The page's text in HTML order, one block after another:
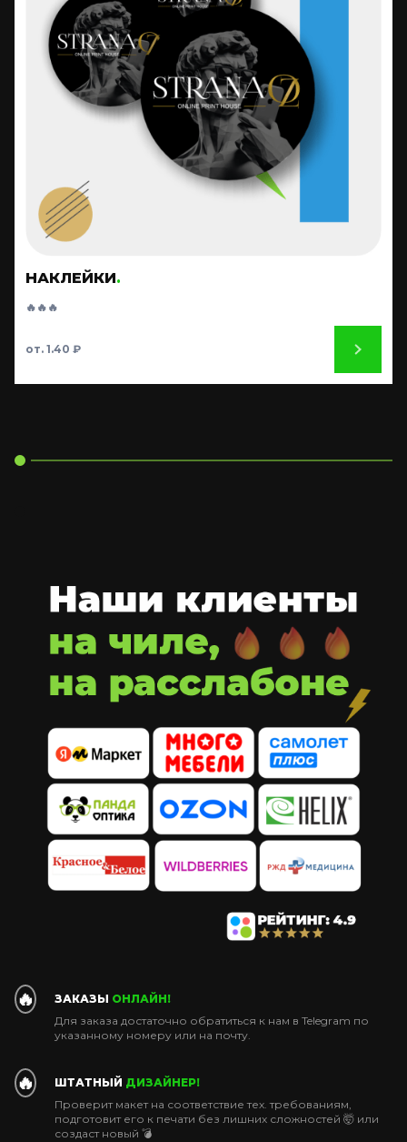
НАКЛЕЙКИ.
🔥🔥🔥
от. 1.40 ₽
🔥 ЗАКАЗЫ ОНЛАЙН!
Для заказа достаточно обратиться к нам в Telegram по
указанному номеру или на почту.
🔥 ШТАТНЫЙ ДИЗАЙНЕР!
Проверит макет на соответствие тех. требованиям,
подготовит его к печати без лишних сложностей 🤯 или
создаст новый 💣